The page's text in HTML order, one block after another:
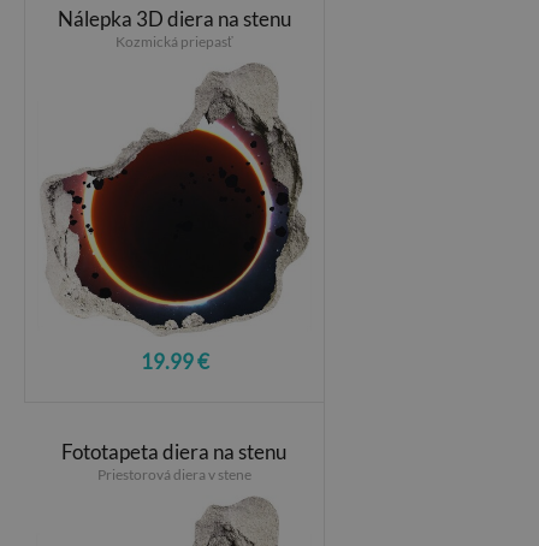
Nálepka 3D diera na stenu
Kozmická priepasť
19.99 €
Fototapeta diera na stenu
Priestorová diera v stene